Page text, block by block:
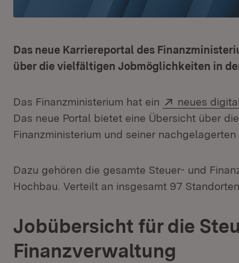
Das neue Karriereportal des
über die vielfältigen Jobmöglichkeiten in
Das Finanzministerium hat ein Extern:
neues
Das neue Portal bietet eine Übersicht über
Finanzministerium und seiner nachgelagerten
Dazu gehören die gesamte Steuer- und
Hochbau. Verteilt an insgesamt 97
Jobübersicht für die
Finanzverwaltung